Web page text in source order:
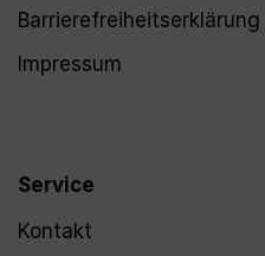
Barrierefreiheitserklärung
Impressum
Service
Kontakt